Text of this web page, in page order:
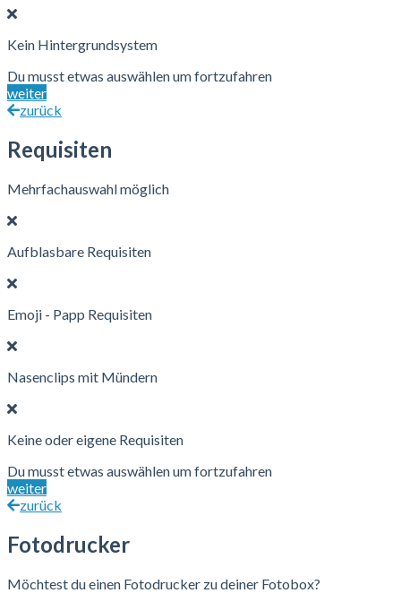
Kein Hintergrundsystem
Du musst etwas auswählen um fortzufahren
weiter
zurück
Requisiten
Mehrfachauswahl möglich
Aufblasbare Requisiten
Emoji - Papp Requisiten
Nasenclips mit Mündern
Keine oder eigene Requisiten
Du musst etwas auswählen um fortzufahren
weiter
zurück
Fotodrucker
Möchtest du einen Fotodrucker zu deiner Fotobox?